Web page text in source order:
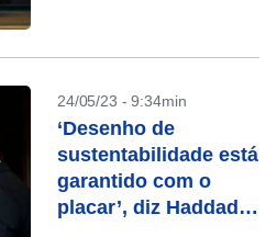
24/05/23 - 9:34min
‘Desenho de
sustentabilidade está
garantido com o
placar’, diz Haddad